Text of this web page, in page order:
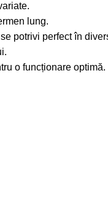
lung.
potrivi perfect în
o funcționare optimă.